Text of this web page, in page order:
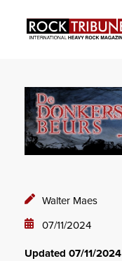
Walter Maes
07/11/2024
Updated 07/11/2024